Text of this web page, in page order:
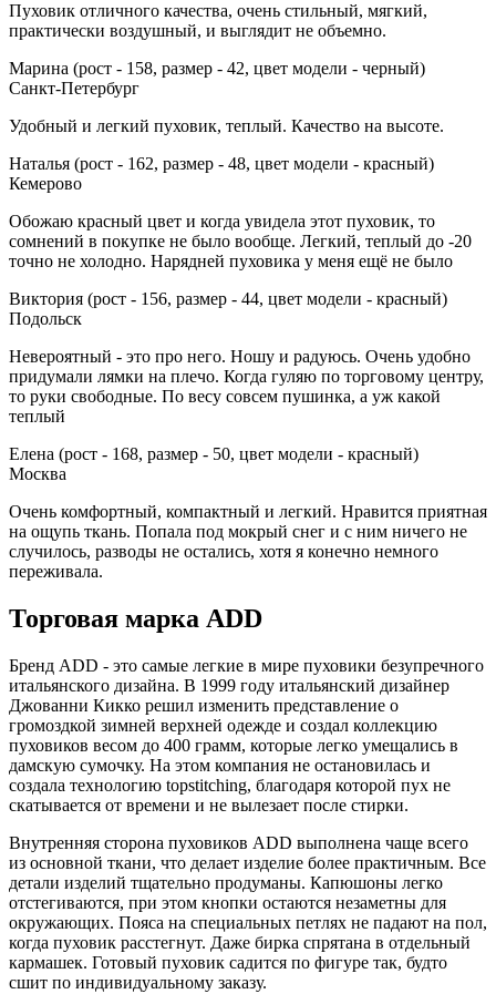
Пуховик отличного качества, очень стильный, мягкий,
практически воздушный, и выглядит не объемно.
Марина (рост - 158, размер - 42, цвет модели - черный)
Санкт-Петербург
Удобный и легкий пуховик, теплый. Качество на высоте.
Наталья (рост - 162, размер - 48, цвет модели - красный)
Кемерово
Обожаю красный цвет и когда увидела этот пуховик, то
сомнений в покупке не было вообще. Легкий, теплый до -20
точно не холодно. Нарядней пуховика у меня ещё не было
Виктория (рост - 156, размер - 44, цвет модели - красный)
Подольск
Невероятный - это про него. Ношу и радуюсь. Очень удобно
придумали лямки на плечо. Когда гуляю по торговому центру,
то руки свободные. По весу совсем пушинка, а уж какой
теплый
Елена (рост - 168, размер - 50, цвет модели - красный)
Москва
Очень комфортный, компактный и легкий. Нравится приятная
на ощупь ткань. Попала под мокрый снег и с ним ничего не
случилось, разводы не остались, хотя я конечно немного
переживала.
Торговая марка ADD
Бренд ADD - это самые легкие в мире пуховики безупречного
итальянского дизайна. В 1999 году итальянский дизайнер
Джованни Кикко решил изменить представление о
громоздкой зимней верхней одежде и создал коллекцию
пуховиков весом до 400 грамм, которые легко умещались в
дамскую сумочку. На этом компания не остановилась и
создала технологию topstitching, благодаря которой пух не
скатывается от времени и не вылезает после стирки.
Внутренняя сторона пуховиков ADD выполнена чаще всего
из основной ткани, что делает изделие более практичным. Все
детали изделий тщательно продуманы. Капюшоны легко
отстегиваются, при этом кнопки остаются незаметны для
окружающих. Пояса на специальных петлях не падают на пол,
когда пуховик расстегнут. Даже бирка спрятана в отдельный
кармашек. Готовый пуховик садится по фигуре так, будто
сшит по индивидуальному заказу.